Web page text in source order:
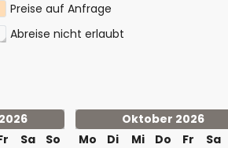
Preise auf Anfrage
Abreise nicht erlaubt
Sa So
Oktober 2026
Mo
Di Mi Do Fr Sa